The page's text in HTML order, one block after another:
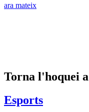
ara mateix
Torna l'hoquei
Esports